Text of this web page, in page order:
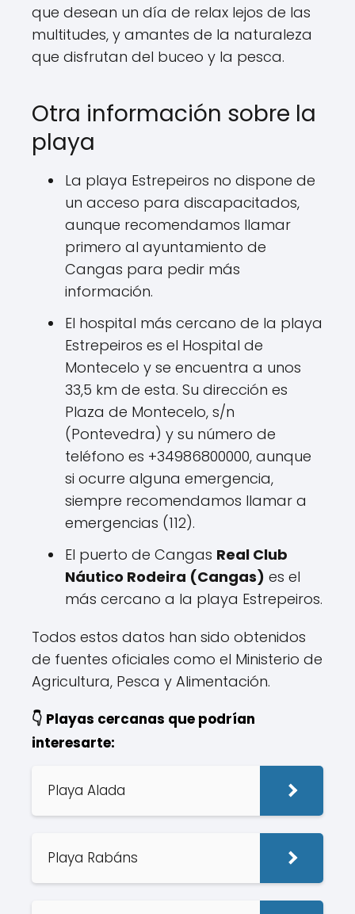
que desean un día de relax lejos de las
multitudes, y amantes de la naturaleza
que disfrutan del buceo y la pesca.
Otra información sobre la
playa
La playa Estrepeiros no dispone de
un acceso para discapacitados,
aunque recomendamos llamar
primero al ayuntamiento de
Cangas para pedir más
información.
El hospital más cercano de la playa
Estrepeiros es el Hospital de
Montecelo y se encuentra a unos
33,5 km de esta. Su dirección es
Plaza de Montecelo, s/n
(Pontevedra) y su número de
teléfono es +34986800000, aunque
si ocurre alguna emergencia,
siempre recomendamos llamar a
emergencias (112).
El puerto de Cangas Real Club
Náutico Rodeira (Cangas) es el
más cercano a la playa Estrepeiros.
Todos estos datos han sido obtenidos
de fuentes oficiales como el Ministerio de
Agricultura, Pesca y Alimentación.
👇 Playas cercanas que podrían
interesarte:
Playa Alada
Playa Rabáns